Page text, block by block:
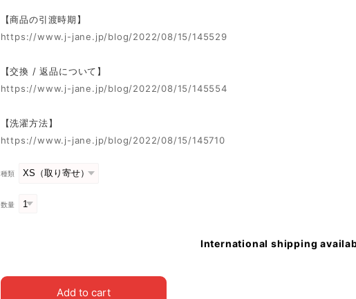
【商品の引渡時期】
https://www.j-jane.jp/blog/2022/08/15/145529
【交換 / 返品について】
https://www.j-jane.jp/blog/2022/08/15/145554
【洗濯方法】
https://www.j-jane.jp/blog/2022/08/15/145710
種類
数量
International shipping
Add to cart